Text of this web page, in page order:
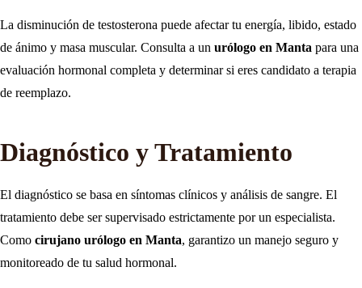
La disminución de testosterona puede afectar tu energía, libido, estado
de ánimo y masa muscular. Consulta a un urólogo en Manta para una
evaluación hormonal completa y determinar si eres candidato a terapia
de reemplazo.
Diagnóstico y Tratamiento
El diagnóstico se basa en síntomas clínicos y análisis de sangre. El
tratamiento debe ser supervisado estrictamente por un especialista.
Como cirujano urólogo en Manta, garantizo un manejo seguro y
monitoreado de tu salud hormonal.